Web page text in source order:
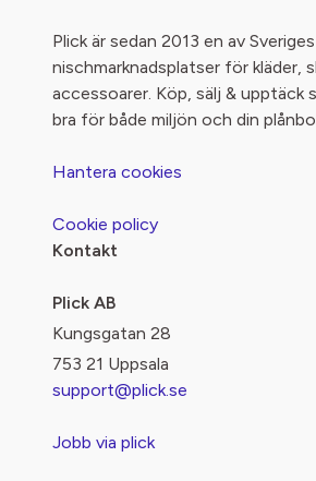
Plick är sedan 2013 en av
nischmarknadsplatser för kläder,
accessoarer. Köp, sälj & upptäck
bra för både miljön och din
Hantera cookies
Cookie policy
Kontakt
Plick AB
Kungsgatan 28
753 21 Uppsala
support@plick.se
Jobb via plick